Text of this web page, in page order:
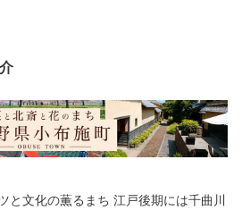
まち 江戸後期には千曲川